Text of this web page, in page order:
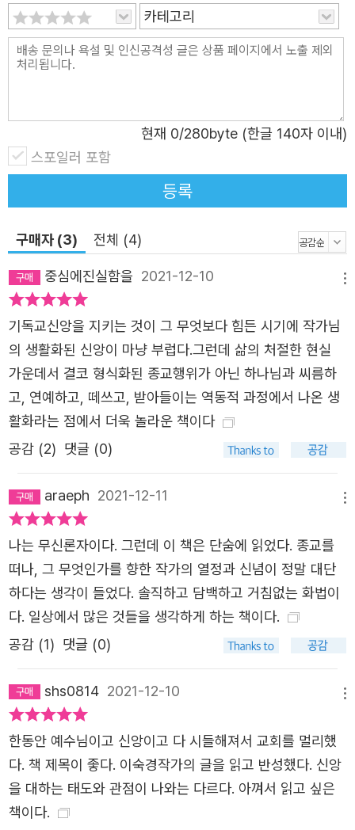
이 글은 마음이 슬펐던 어느 해 7월의 실패의 기록이다. 하지만
실패 속에서 만난 하나님의 이야기이기도 하다. 이 원고는 리얼
다큐다. 한 달 동안 매일 원고지 스무 장씩 서른 장씩 일기 쓰듯
다.
김영하 소설가가 ‘소설은 실패한 사람들의 역사’ 라고 했는데 백
번 아멘이다. 뿐인가, 소설가는 자주 실패하는 사람들이다. 내가
이제껏 한 일은 수많은 '실패'의 전적밖에 없다. 지금까지 출간된
일곱 권의 책 역시 모두 실패의 기록이었다. 나를 아는 사람들이
간혹 나에게 “당신이 바로 소설이야”라고 하는데 그 말에도 아멘
이다. 나는 그동안 소설을 쓴 게 아니라 내가 소설이 되어서 살아
온 것 같다. 그만큼 소설적인 인생이었다. 그것은 나의 성향과도
관련이 깊다. 나는 늘 위험했으니.
5년 전, 첫 번째 신앙 에세이 『하나님의 트렁크』를 선보인 후 작
년, 두 번째 신앙 에세이 『대한민국에서 교인으로 살아가기』가 출
간되었을 때, 놀랍게도 많은 분들의 사랑과 격려를 받았다. 이에
힘입어 새롭게 책을 독자들에게 선보이게 되었다. 좀 면구스러운
나와 내일의 나는 다른 모습이겠지만 하나님을 사랑하는 마음은
여전하다. 늘 변함없이 자리를 지키고 있는 우리 교회에 감사하고
사랑에
무엇보다 감사하다. 하나님, 앞으로도 잘할게요.
이 책을 내가
그토록 사랑했던
용두동 교회에게
바친다.
2021년 12월 마리서원에서
카테고리
현재 0/280byte (한글 140자 이내)
스포일러 포함
등록
구매자 (3) 전체 (4)
중심에진실함을 2021-12-10
기독교신앙을 지키는 것이 그 무엇보다 힘든 시기에 작가님
의 생활화된 신앙이 마냥 부럽다.그런데 삶의 처절한 현실
가운데서 결코 형식화된 종교행위가 아닌 하나님과 씨름하
고, 연예하고, 떼쓰고, 받아들이는 역동적 과정에서 나온 생
활화라는 점에서 더욱 놀라운 책이다
공감 (2) 댓글 (0)
araeph 2021-12-11
나는 무신론자이다. 그런데 이 책은 단숨에 읽었다. 종교를
떠나, 그 무엇인가를 향한 작가의 열정과 신념이 정말 대단
하다는 생각이 들었다. 솔직하고 담백하고 거침없는 화법이
다. 일상에서 많은 것들을 생각하게 하는 책이다.
공감 (1) 댓글 (0)
shs0814 2021-12-10
한동안 예수님이고 신앙이고 다 시들해져서 교회를 멀리했
다. 책 제목이 좋다. 이숙경작가의 글을 읽고 반성했다. 신앙
을 대하는 태도와 관점이 나와는 다르다. 아껴서 읽고 싶은
책이다.